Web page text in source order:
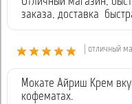
заказа, доставка
| отличный
Мокате Айриш Крем
кофематах.